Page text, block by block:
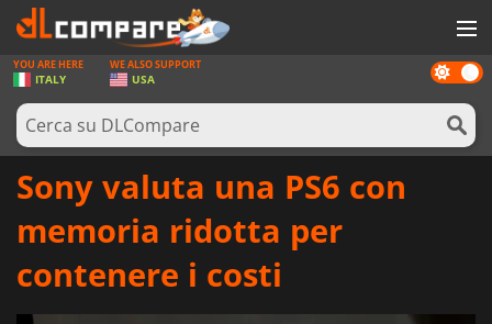
GIOCHI
PREPAGATE
SOFTWARE
REWARDS
Dark
mode
YOU ARE HERE
ITALY
WE ALSO SUPPORT
USA
Sony valuta una PS6 con
memoria ridotta per
contenere i costi